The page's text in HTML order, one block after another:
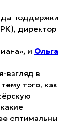
поддержки
директор
и Ольга
взгляд в
того, как
оптимальны